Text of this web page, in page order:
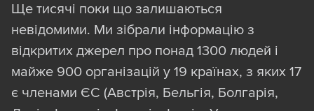
Ще тисячі поки що залишаються
невідомими. Ми зібрали інформацію з
відкритих джерел про понад 1300 людей і
майже 900 організацій у 19 країнах, з яких 17
є членами ЄС (Австрія, Бельгія, Болгарія,